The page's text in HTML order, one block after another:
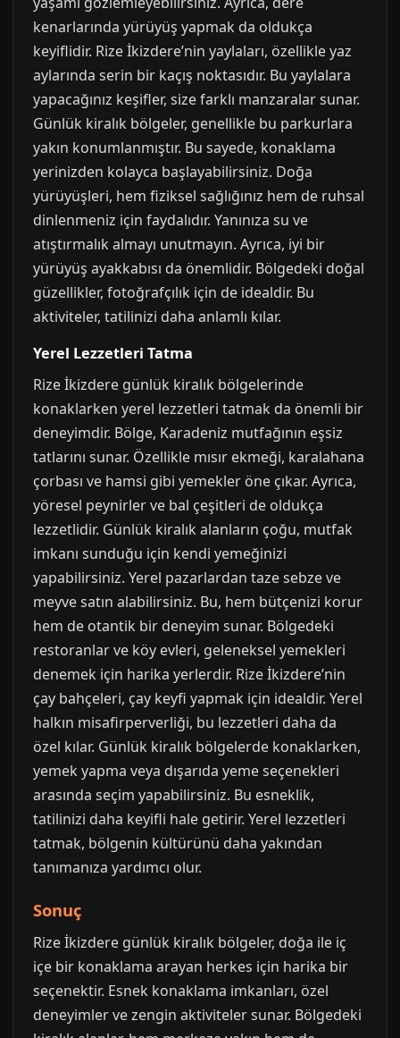
kenarlarında yürüyüş yapmak da oldukça
keyiflidir. Rize İkizdere’nin yaylaları, özellikle yaz
aylarında serin bir kaçış noktasıdır. Bu yaylalara
yapacağınız keşifler, size farklı manzaralar sunar.
Günlük kiralık bölgeler, genellikle bu parkurlara
yakın konumlanmıştır. Bu sayede, konaklama
yerinizden kolayca başlayabilirsiniz. Doğa
yürüyüşleri, hem fiziksel sağlığınız hem de ruhsal
dinlenmeniz için faydalıdır. Yanınıza su ve
atıştırmalık almayı unutmayın. Ayrıca, iyi bir
yürüyüş ayakkabısı da önemlidir. Bölgedeki doğal
güzellikler, fotoğrafçılık için de idealdir. Bu
aktiviteler, tatilinizi daha anlamlı kılar.
Yerel Lezzetleri Tatma
Rize İkizdere günlük kiralık bölgelerinde
konaklarken yerel lezzetleri tatmak da önemli bir
deneyimdir. Bölge, Karadeniz mutfağının eşsiz
tatlarını sunar. Özellikle mısır ekmeği, karalahana
çorbası ve hamsi gibi yemekler öne çıkar. Ayrıca,
yöresel peynirler ve bal çeşitleri de oldukça
lezzetlidir. Günlük kiralık alanların çoğu, mutfak
imkanı sunduğu için kendi yemeğinizi
yapabilirsiniz. Yerel pazarlardan taze sebze ve
meyve satın alabilirsiniz. Bu, hem bütçenizi korur
hem de otantik bir deneyim sunar. Bölgedeki
restoranlar ve köy evleri, geleneksel yemekleri
denemek için harika yerlerdir. Rize İkizdere’nin
çay bahçeleri, çay keyfi yapmak için idealdir. Yerel
halkın misafirperverliği, bu lezzetleri daha da
özel kılar. Günlük kiralık bölgelerde konaklarken,
yemek yapma veya dışarıda yeme seçenekleri
arasında seçim yapabilirsiniz. Bu esneklik,
tatilinizi daha keyifli hale getirir. Yerel lezzetleri
tatmak, bölgenin kültürünü daha yakından
tanımanıza yardımcı olur.
Sonuç
Rize İkizdere günlük kiralık bölgeler, doğa ile iç
içe bir konaklama arayan herkes için harika bir
seçenektir. Esnek konaklama imkanları, özel
deneyimler ve zengin aktiviteler sunar. Bölgedeki